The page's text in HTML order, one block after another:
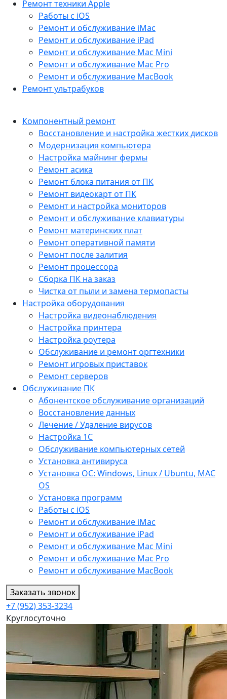
Ремонт техники Apple
Работы с iOS
Ремонт и обслуживание iMac
Ремонт и обслуживание iPad
Ремонт и обслуживание Mac Mini
Ремонт и обслуживание Mac Pro
Ремонт и обслуживание MacBook
Ремонт ультрабуков
Компонентный ремонт
Восстановление и настройка жестких дисков
Модернизация компьютера
Настройка майнинг фермы
Ремонт асика
Ремонт блока питания от ПК
Ремонт видеокарт от ПК
Ремонт и настройка мониторов
Ремонт и обслуживание клавиатуры
Ремонт материнских плат
Ремонт оперативной памяти
Ремонт после залития
Ремонт процессора
Сборка ПК на заказ
Чистка от пыли и замена термопасты
Настройка оборудования
Настройка видеонаблюдения
Настройка принтера
Настройка роутера
Обслуживание и ремонт оргтехники
Ремонт игровых приставок
Ремонт серверов
Обслуживание ПК
Абонентское обслуживание организаций
Восстановление данных
Лечение / Удаление вирусов
Настройка 1С
Обслуживание компьютерных сетей
Установка антивируса
Установка ОС: Windows, Linux / Ubuntu, МАС
OS
Установка программ
Работы с iOS
Ремонт и обслуживание iMac
Ремонт и обслуживание iPad
Ремонт и обслуживание Mac Mini
Ремонт и обслуживание Mac Pro
Ремонт и обслуживание MacBook
Заказать звонок
+7 (952) 353-3234
Круглосуточно